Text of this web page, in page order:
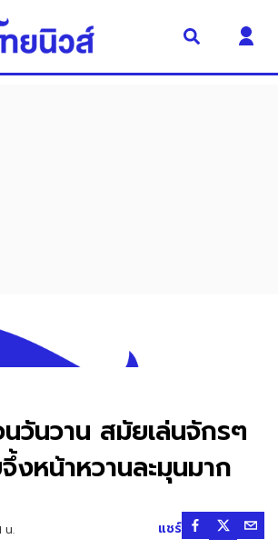
วันวาน สมัยเล่นจักรๆ
หน้าหวานละมุนมาก
น. แชร์